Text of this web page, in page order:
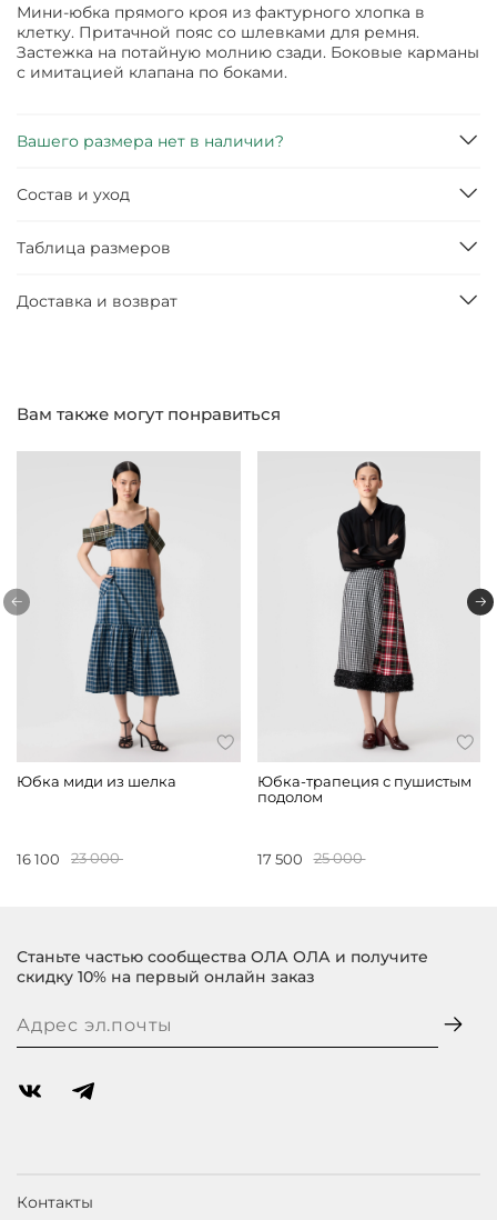
Мини-юбка прямого кроя из фактурного хлопка в
клетку. Притачной пояс со шлевками для ремня.
Застежка на потайную молнию сзади. Боковые карманы
с имитацией клапана по боками.
Вашего размера нет в наличии?
Состав и уход
Таблица размеров
Доставка и возврат
Вам также могут понравиться
Юбка миди из шелка
16 100 23 000
Юбка-трапеция с пушистым
подолом
17 500 25 000
Контакты
Станьте частью сообщества ОЛА ОЛА и получите
скидку 10% на первый онлайн заказ